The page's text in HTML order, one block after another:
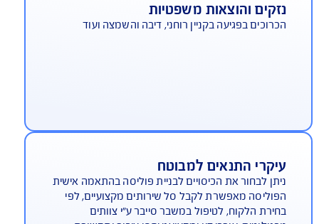
במסגרת השירות המקצועי